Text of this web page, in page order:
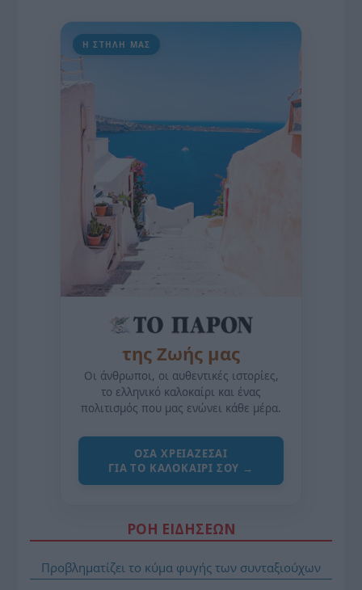
Η ΣΤΗΛΗ ΜΑΣ
της Ζωής μας
Οι άνθρωποι, οι αυθεντικές ιστορίες,
το ελληνικό καλοκαίρι και ένας
πολιτισμός που μας ενώνει κάθε μέρα.
ΌΣΑ ΧΡΕΙΆΖΕΣΑΙ
ΓΙΑ ΤΟ ΚΑΛΟΚΑΊΡΙ ΣΟΥ →
ΡΟΗ ΕΙΔΗΣΕΩΝ
Προβληματίζει το κύμα φυγής των συνταξιούχων